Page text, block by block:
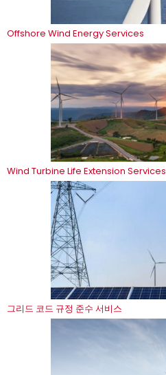
Offshore Wind Energy Services
Wind Turbine Life Extension Services
그리드 코드 규정 준수 서비스